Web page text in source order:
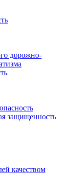
дорожно-
защищенность
качеством